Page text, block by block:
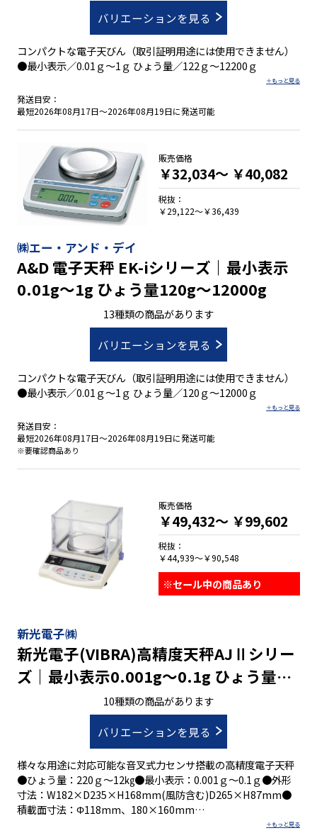
バリエーションを見る
コンパクトな電子天びん（取引証明用途には使用できません）
●最小表示／0.01ｇ～1ｇ ひょう量／122ｇ～12200ｇ
発送目安：
最短2026年08月17日～2026年08月19日に発送可能
㈱エー・アンド・デイ
A&D 電子天秤 EK-iシリーズ｜最小表示
0.01g～1g ひょう量120g～12000g
13種類の商品があります
バリエーションを見る
コンパクトな電子天びん（取引証明用途には使用できません）
●最小表示／0.01ｇ～1ｇ ひょう量／120ｇ～12000ｇ
発送目安：
最短2026年08月17日～2026年08月19日に発送可能
※要確認商品あり
販売価格
￥32,034～ ￥40,082
税抜：
￥29,122～￥36,439
新光電子㈱
新光電子(VIBRA)高精度天秤AJⅡシリー
ズ｜最小表示0.001g～0.1g ひょう量
10種類の商品があります
バリエーションを見る
様々な用途に対応可能な音叉式力センサ搭載の高精度電子天秤
●ひょう量：220ｇ～12㎏●最小表示：0.001ｇ～0.1ｇ●外形
寸法：W182×D235×H168mm(風防含む)D265×H87mm●
積載面寸法：Φ118mm、180×160mm
販売価格
￥49,432～ ￥99,602
税抜：
￥44,939～￥90,548
※セール中の商品あり